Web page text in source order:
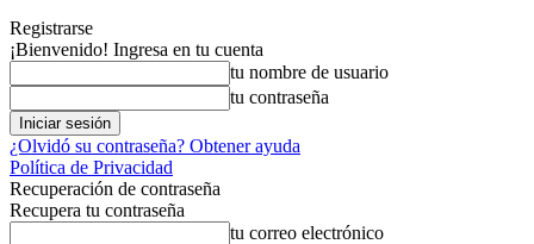
Registrarse
¡Bienvenido! Ingresa en tu cuenta
tu nombre de usuario
tu contraseña
¿Olvidó su contraseña? Obtener ayuda
Política de Privacidad
Recuperación de contraseña
Recupera tu contraseña
tu correo electrónico